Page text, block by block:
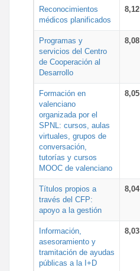
Reconocimientos
médicos planificados
8,12
Programas y
servicios del Centro
de Cooperación al
Desarrollo
8,08
Formación en
valenciano
organizada por el
SPNL: cursos, aulas
virtuales, grupos de
conversación,
tutorías y cursos
MOOC de valenciano
8,05
Títulos propios a
través del CFP:
apoyo a la gestión
8,04
Información,
asesoramiento y
tramitación de ayudas
públicas a la I+D
8,03